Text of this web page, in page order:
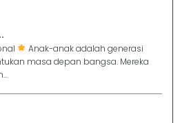
Anak-anak adalah generasi
masa depan bangsa. Mereka